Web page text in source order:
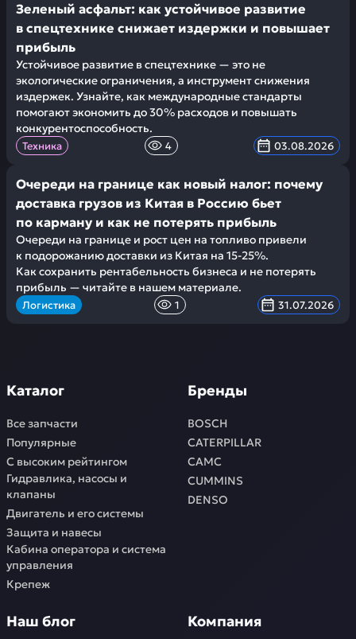
Зеленый асфальт: как устойчивое развитие
в спецтехнике снижает издержки и повышает
прибыль
Устойчивое развитие в спецтехнике — это не
экологические ограничения, а инструмент снижения
издержек. Узнайте, как международные стандарты
помогают экономить до 30% расходов и повышать
конкурентоспособность.
Техника 4 03.08.2026
Очереди на границе как новый налог: почему
доставка грузов из Китая в Россию бьет
по карману и как не потерять прибыль
Очереди на границе и рост цен на топливо привели
к подорожанию доставки из Китая на 15-25%.
Как сохранить рентабельность бизнеса и не потерять
прибыль — читайте в нашем материале.
Логистика 1 31.07.2026
Каталог
Все запчасти
Популярные
С высоким рейтингом
Гидравлика, насосы и
клапаны
Двигатель и его системы
Защита и навесы
Кабина оператора и система
управления
Крепеж
Бренды
BOSCH
CATERPILLAR
CAMC
CUMMINS
DENSO
Наш блог Компания